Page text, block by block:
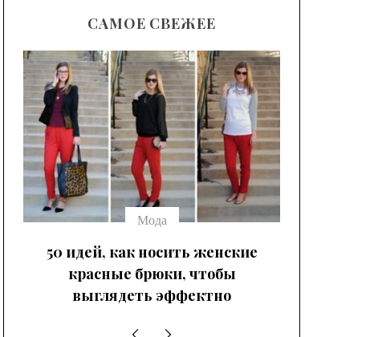
САМОЕ СВЕЖЕЕ
Мода
50 идей, как носить женские
красные брюки, чтобы
выглядеть эффектно